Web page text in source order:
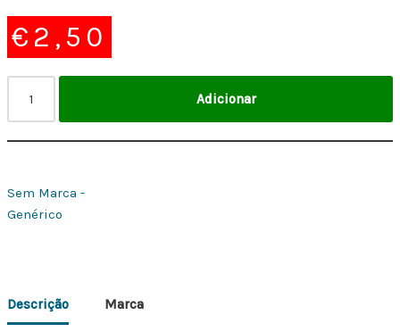
€ 2,50
Adicionar
Sem Marca -
Genérico
Descrição Marca